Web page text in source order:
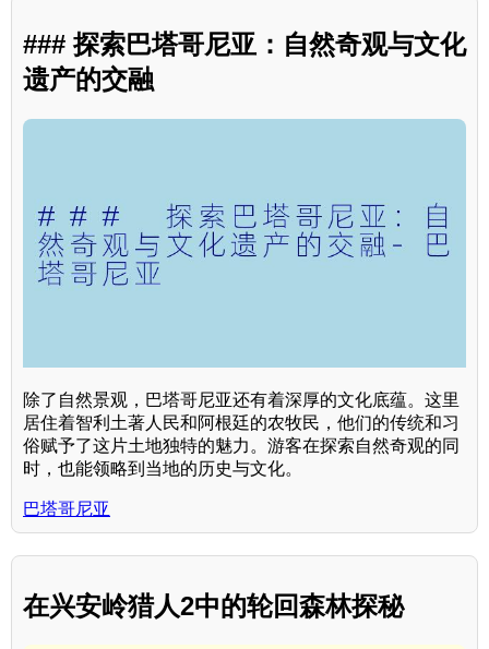
### 探索巴塔哥尼亚：自然奇观与文化
遗产的交融
除了自然景观，巴塔哥尼亚还有着深厚的文化底蕴。这里
居住着智利土著人民和阿根廷的农牧民，他们的传统和习
俗赋予了这片土地独特的魅力。游客在探索自然奇观的同
时，也能领略到当地的历史与文化。
巴塔哥尼亚
在兴安岭猎人2中的轮回森林探秘